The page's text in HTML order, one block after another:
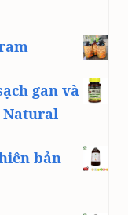
gan và
Natural
bản